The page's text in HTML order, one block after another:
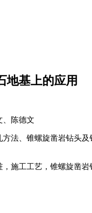
地基上的应用
、陈德文
法、锥螺旋凿岩钻头
施工工艺，锥螺旋凿